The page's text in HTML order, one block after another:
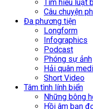
Tìm hiểu luật
Câu chuyện
Đa phương tiện
Longform
Infographics
Podcast
Phóng sự ảnh
Hải quân
Short Video
Tâm tình lính biển
Những bông
Hồi âm bạn